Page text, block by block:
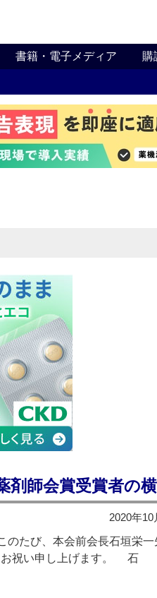
書籍・電子メディア 購
剤師会賞受賞者の
2020年10
たび、本会前会長石垣栄一
お祝い申し上げます。 石